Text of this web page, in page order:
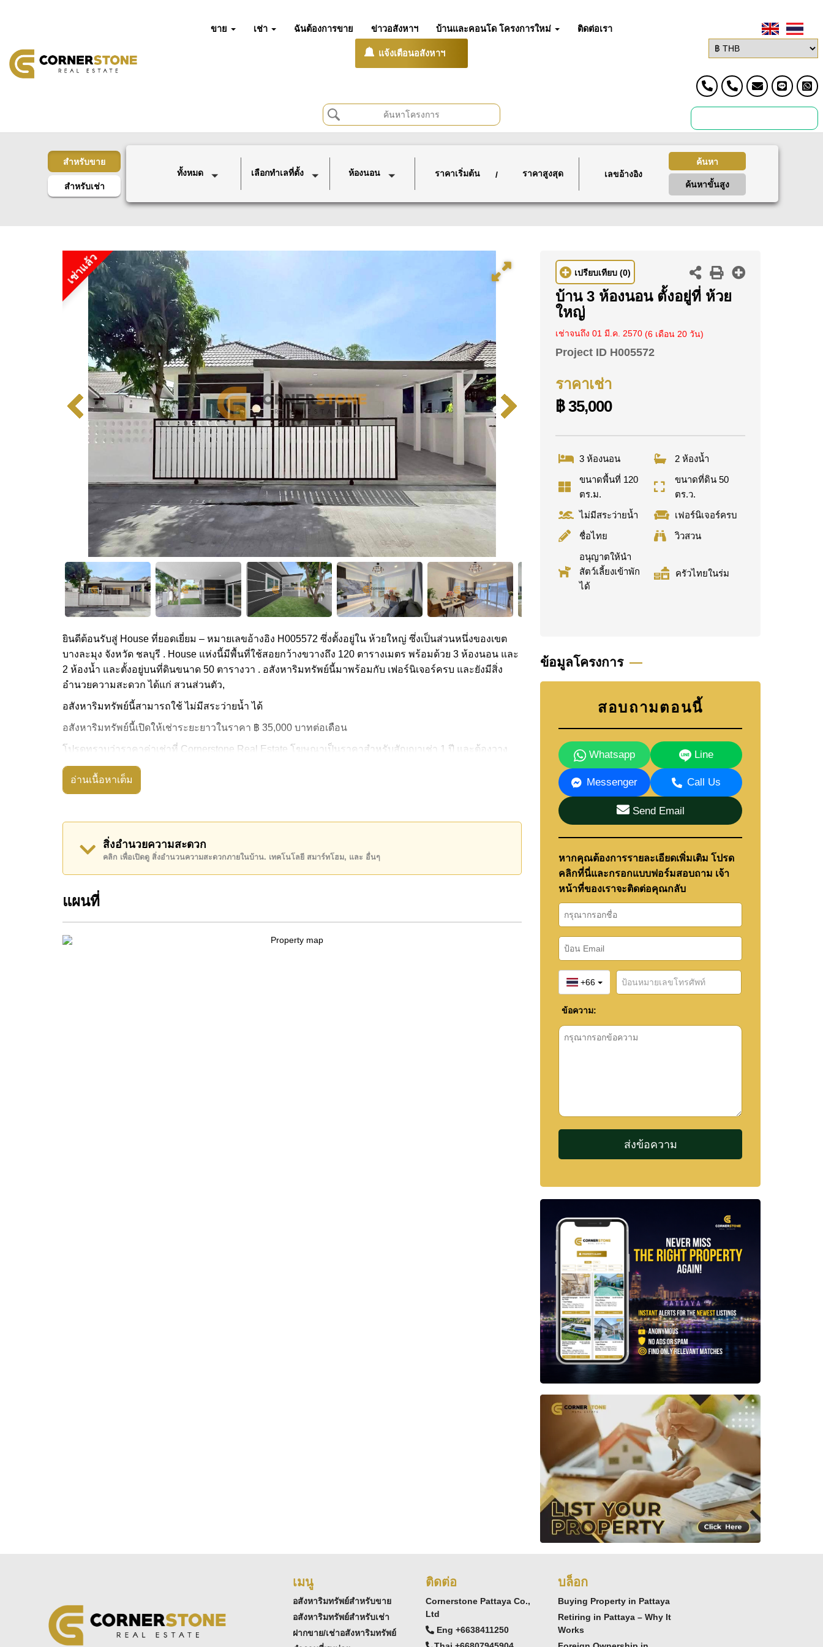
ขาย เช่า ฉันต้องการขาย ข่าวอสังหาฯ บ้านและคอนโด โครงการใหม่ ติดต่อเรา
แจ้งเตือนอสังหาฯ
สำหรับขาย
สำหรับเช่า
ทั้งหมด เลือกทำเลที่ตั้ง ห้องนอน ราคาเริ่มต้น / ราคาสูงสุด
ค้นหา
ค้นหาขั้นสูง
เช่าแล้ว
ยินดีต้อนรับสู่ House ที่ยอดเยี่ยม – หมายเลขอ้างอิง H005572 ซึ่งตั้งอยู่ใน ห้วยใหญ่ ซึ่งเป็นส่วนหนึ่งของเขต
บางละมุง จังหวัด ชลบุรี . House แห่งนี้มีพื้นที่ใช้สอยกว้างขวางถึง 120 ตารางเมตร พร้อมด้วย 3 ห้องนอน และ
2 ห้องน้ำ และตั้งอยู่บนที่ดินขนาด 50 ตารางวา . อสังหาริมทรัพย์นี้มาพร้อมกับ เฟอร์นิเจอร์ครบ และยังมีสิ่ง
อำนวยความสะดวก ได้แก่ สวนส่วนตัว,
อสังหาริมทรัพย์นี้สามารถใช้ ไม่มีสระว่ายน้ำ ได้
อสังหาริมทรัพย์นี้เปิดให้เช่าระยะยาวในราคา ฿ 35,000 บาทต่อเดือน
โปรดทราบว่าราคาค่าเช่าที่ Cornerstone Real Estate โฆษณาเป็นราคาสำหรับสัญญาเช่า 1 ปี และต้องวาง
เงินมัดจำ 2 เดือนก่อนเข้าอยู่อาศัย
โฉนดที่ดินของอสังหาริมทรัพย์นี้อยู่ภายใต้กรรมสิทธิ์ ชื่อไทย
WhatsApp ของสำนักงาน:+66807945904 และ LINE: @cornerstonepattaya
อ่านเนื้อหาเต็ม
สิ่งอำนวยความสะดวก
คลิก เพื่อเปิดดู สิ่งอำนวนความสะดวกภายในบ้าน. เทคโนโลยี สมาร์ทโฮม, และ อื่นๆ
แผนที่
เปรียบเทียบ (0)
บ้าน 3 ห้องนอน ตั้งอยู่ที่ ห้วย
ใหญ่
เช่าจนถึง 01 มี.ค. 2570 (6 เดือน 20 วัน)
Project ID H005572
ราคาเช่า
฿ 35,000
3 ห้องนอน
2 ห้องน้ำ
ขนาดพื้นที่ 120
ตร.ม.
ขนาดที่ดิน 50
ตร.ว.
ไม่มีสระว่ายน้ำ
เฟอร์นิเจอร์ครบ
ชื่อไทย
วิวสวน
อนุญาตให้นำ
สัตว์เลี้ยงเข้าพัก
ได้
ครัวไทยในร่ม
ข้อมูลโครงการ
สอบถามตอนนี้
Whatsapp Line
Messenger Call Us
Send Email
หากคุณต้องการรายละเอียดเพิ่มเติม โปรด
คลิกที่นี่และกรอกแบบฟอร์มสอบถาม เจ้า
หน้าที่ของเราจะติดต่อคุณกลับ
+66
ข้อความ:
เมนู
อสังหาริมทรัพย์สำหรับขาย
อสังหาริมทรัพย์สำหรับเช่า
ฝากขาย/เช่าอสังหาริมทรัพย์
ติดต่อ
Cornerstone Pattaya Co.,
Ltd
Eng +6638411250
บล็อก
Buying Property in Pattaya
Retiring in Pattaya – Why It
Works